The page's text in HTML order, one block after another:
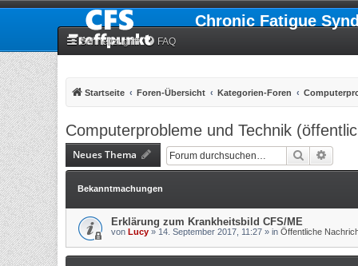
Chronic Fatigue
Schnellzugriff FAQ
Startseite Foren-Übersicht Kategorien-Foren
Computerprobleme und Technik
Neues Thema Suche
Bekanntmachungen
Erklärung zum Krankheitsbild CFS/ME
von Lucy » 14. September 2017, 11:27 » in Öffentliche